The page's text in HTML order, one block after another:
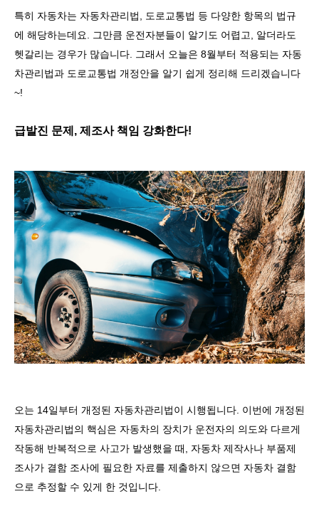
특히 자동차는 자동차관리법
도로교통법 등 다양한 항목의 법규
에 해당하는데요
그만큼 운전자분들이 알기도 어렵고
알더라도
헷갈리는 경우가 많습니다
그래서 오늘은 8월부터 적용되는 자동
차관리법과 도로교통법 개정안을 알기 쉽게 정리해 드리겠습니다
~!
급발진 문제 , 제조사 책임 강화한다!
오는 14일부터 개정된 자동차관리법이 시행됩니다 이번에 개정된
자동차관리법의 핵심은 자동차의 장치가 운전자의 의도와 다르게
작동해 반복적으로 사고가 발생했을 때
자동차 제작사나 부품제
조사가 결함 조사에 필요한 자료를 제출하지 않으면 자동차 결함
으로 추정할 수 있게 한 것입니다